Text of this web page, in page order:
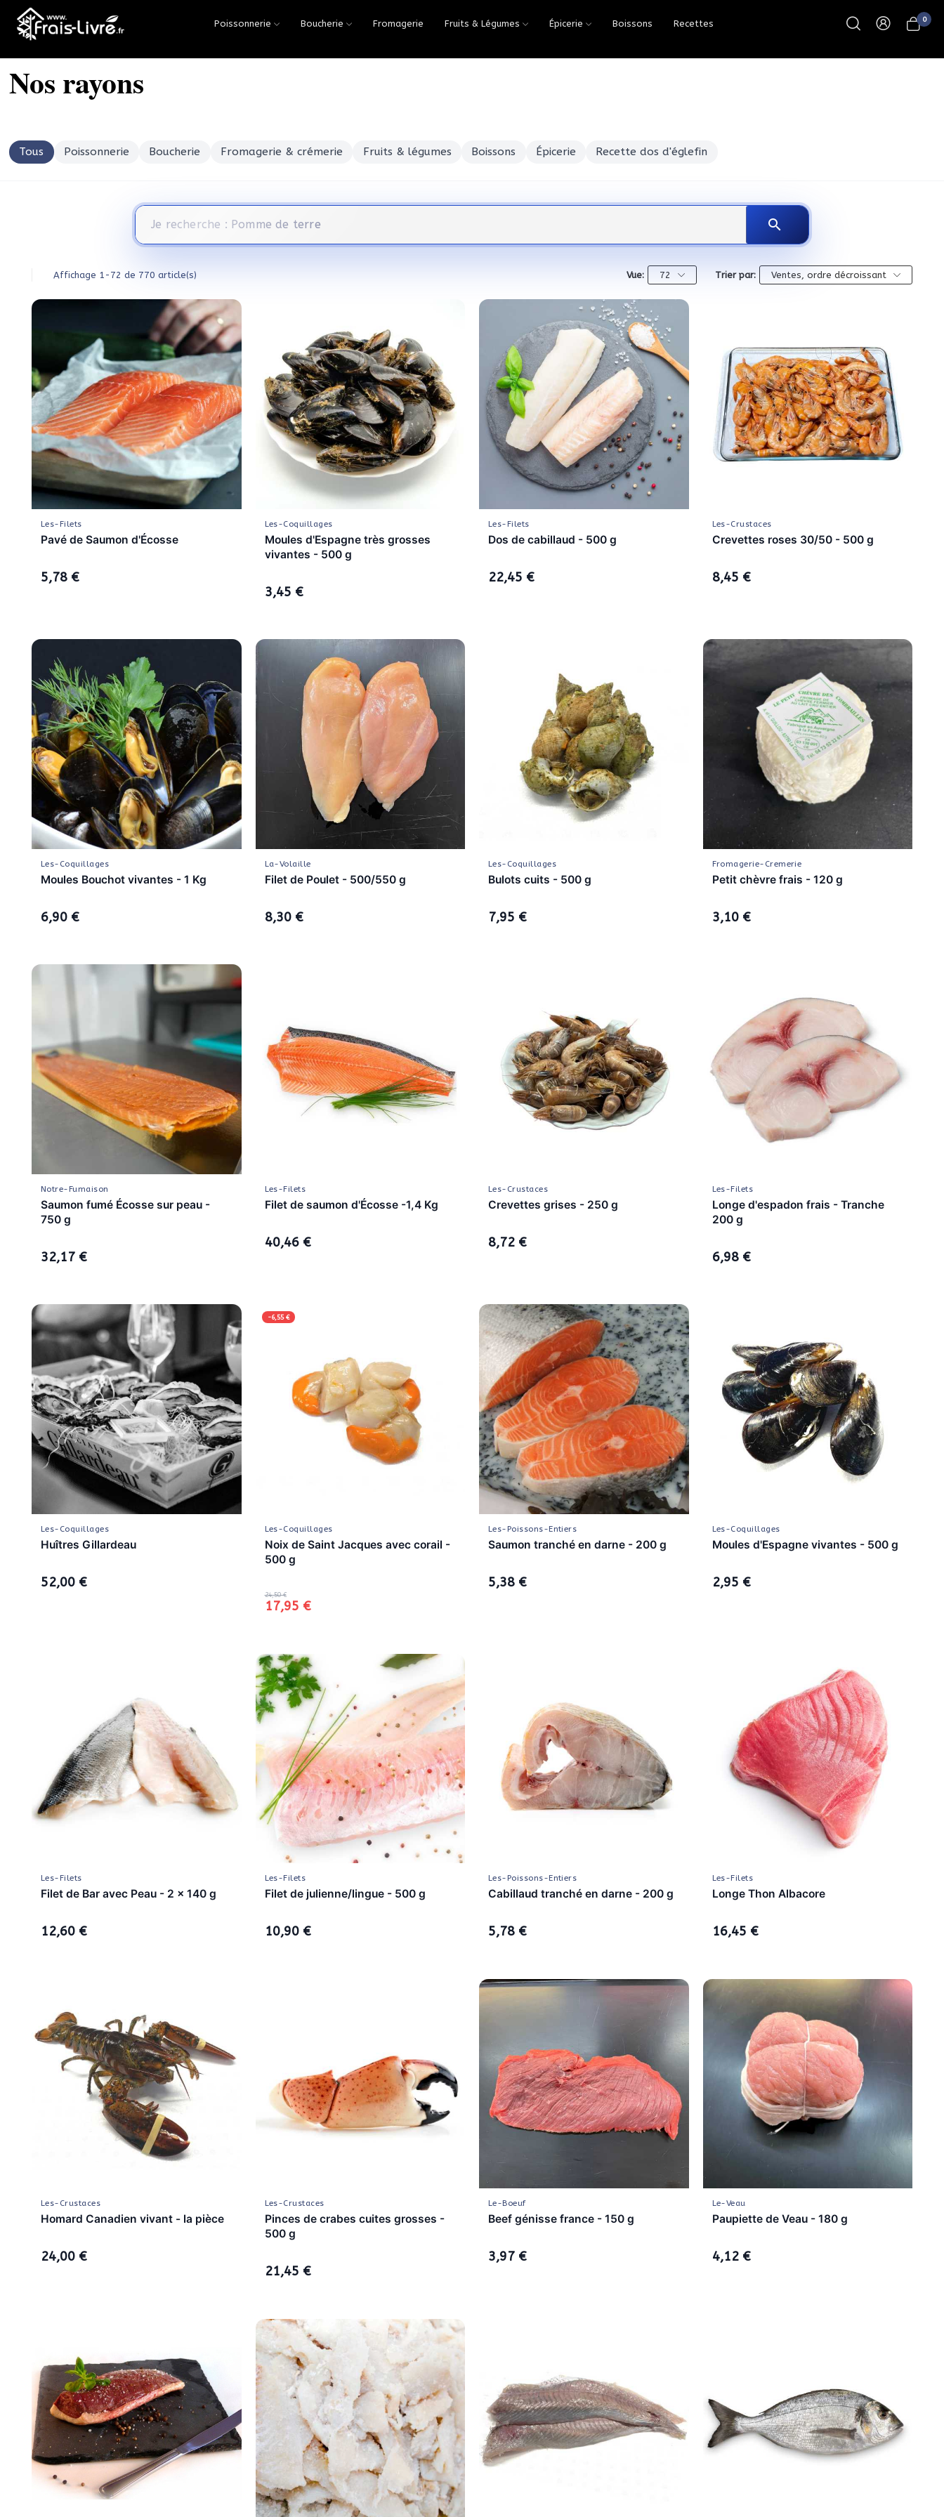
Poissonnerie Boucherie Fromagerie Fruits & Légumes Épicerie Boissons Recettes 0
Nos rayons
Tous Poissonnerie Boucherie Fromagerie & crémerie Fruits & légumes Boissons Épicerie Recette dos d'églefin
search
Affichage 1-72 de 770 article(s) Vue: 72 Trier par: Ventes, ordre décroissant
Les-Filets
Pavé de Saumon d'Écosse
5,78 €
Les-Coquillages
Moules d'Espagne très grosses
vivantes - 500 g
3,45 €
Les-Filets
Dos de cabillaud - 500 g
22,45 €
Les-Crustaces
Crevettes roses 30/50 - 500 g
8,45 €
Les-Coquillages
Moules Bouchot vivantes - 1 Kg
6,90 €
La-Volaille
Filet de Poulet - 500/550 g
8,30 €
Les-Coquillages
Bulots cuits - 500 g
7,95 €
Fromagerie-Cremerie
Petit chèvre frais - 120 g
3,10 €
Notre-Fumaison
Saumon fumé Écosse sur peau -
750 g
32,17 €
Les-Filets
Filet de saumon d'Écosse -1,4 Kg
40,46 €
Les-Crustaces
Crevettes grises - 250 g
8,72 €
Les-Filets
Longe d'espadon frais - Tranche
200 g
6,98 €
Les-Coquillages
Huîtres Gillardeau
52,00 €
-6,55 €
Les-Coquillages
Noix de Saint Jacques avec corail -
500 g
24,50 €
17,95 €
Les-Poissons-Entiers
Saumon tranché en darne - 200 g
5,38 €
Les-Coquillages
Moules d'Espagne vivantes - 500 g
2,95 €
Les-Filets
Filet de Bar avec Peau - 2 x 140 g
12,60 €
Les-Filets
Filet de julienne/lingue - 500 g
10,90 €
Les-Poissons-Entiers
Cabillaud tranché en darne - 200 g
5,78 €
Les-Filets
Longe Thon Albacore
16,45 €
Les-Crustaces
Homard Canadien vivant - la pièce
24,00 €
Les-Crustaces
Pinces de crabes cuites grosses -
500 g
21,45 €
Le-Boeuf
Beef génisse france - 150 g
3,97 €
Le-Veau
Paupiette de Veau - 180 g
4,12 €